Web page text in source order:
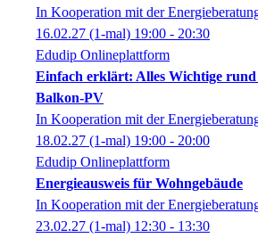
In Kooperation mit der
16.02.27 (1-mal) 19:00 - 20:30
Edudip Onlineplattform
Einfach erklärt: Alles Wichtige
Balkon-PV
In Kooperation mit der
18.02.27 (1-mal) 19:00 - 20:00
Edudip Onlineplattform
Energieausweis für Wohngebäude
In Kooperation mit der
23.02.27 (1-mal) 12:30 - 13:30